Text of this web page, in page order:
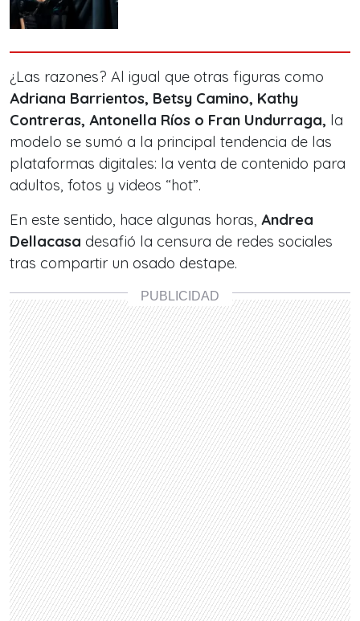
¿Las razones? Al igual que otras figuras como
Adriana Barrientos, Betsy Camino, Kathy
Contreras, Antonella Ríos o Fran Undurraga, la
modelo se sumó a la principal tendencia de las
plataformas digitales: la venta de contenido para
adultos, fotos y videos “hot”.
En este sentido, hace algunas horas, Andrea
Dellacasa desafió la censura de redes sociales
tras compartir un osado destape.